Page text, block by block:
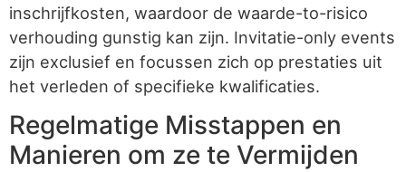
inschrijfkosten, waardoor de waarde-to-risico
verhouding gunstig kan zijn. Invitatie-only events
zijn exclusief en focussen zich op prestaties uit
het verleden of specifieke kwalificaties.
Regelmatige Misstappen en
Manieren om ze te Vermijden